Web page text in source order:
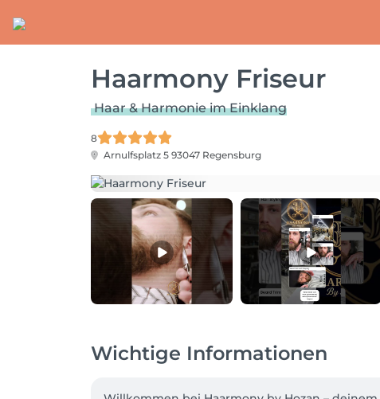
Haarmony Friseur
Haar & Harmonie im Einklang
8
Arnulfsplatz 5 93047 Regensburg
Wichtige Informationen